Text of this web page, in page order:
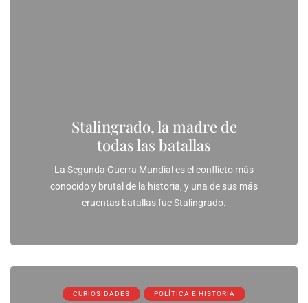
Stalingrado, la madre de
todas las batallas
La Segunda Guerra Mundial es el conflicto más
conocido y brutal de la historia, y una de sus más
cruentas batallas fue Stalingrado.
CURIOSIDADES POLÍTICA E HISTORIA